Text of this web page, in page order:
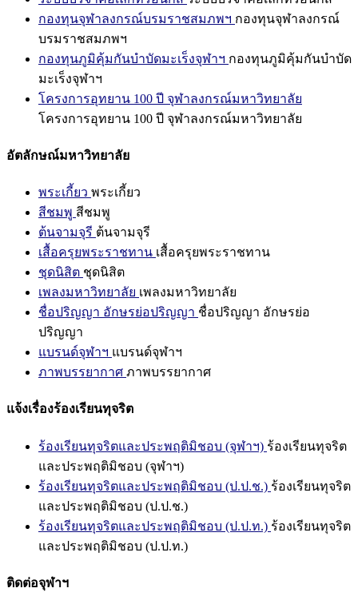
กองทุนจุฬาลงกรณ์บรมราชสมภพฯ กองทุนจุฬาลงกรณ์
บรมราชสมภพฯ
กองทุนภูมิคุ้มกันบำบัดมะเร็งจุฬาฯ กองทุนภูมิคุ้มกันบำบัด
มะเร็งจุฬาฯ
โครงการอุทยาน 100 ปี จุฬาลงกรณ์มหาวิทยาลัย
โครงการอุทยาน 100 ปี จุฬาลงกรณ์มหาวิทยาลัย
อัตลักษณ์มหาวิทยาลัย
พระเกี้ยว พระเกี้ยว
สีชมพู สีชมพู
ต้นจามจุรี ต้นจามจุรี
เสื้อครุยพระราชทาน เสื้อครุยพระราชทาน
ชุดนิสิต ชุดนิสิต
เพลงมหาวิทยาลัย เพลงมหาวิทยาลัย
ชื่อปริญญา อักษรย่อปริญญา ชื่อปริญญา อักษรย่อ
ปริญญา
แบรนด์จุฬาฯ แบรนด์จุฬาฯ
ภาพบรรยากาศ ภาพบรรยากาศ
แจ้งเรื่องร้องเรียนทุจริต
ร้องเรียนทุจริตและประพฤติมิชอบ (จุฬาฯ) ร้องเรียนทุจริต
และประพฤติมิชอบ (จุฬาฯ)
ร้องเรียนทุจริตและประพฤติมิชอบ (ป.ป.ช.) ร้องเรียนทุจริต
และประพฤติมิชอบ (ป.ป.ช.)
ร้องเรียนทุจริตและประพฤติมิชอบ (ป.ป.ท.) ร้องเรียนทุจริต
และประพฤติมิชอบ (ป.ป.ท.)
ติดต่อจุฬาฯ